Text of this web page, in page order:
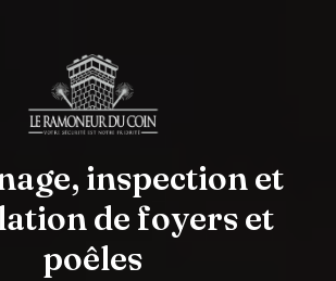
inspection et
de foyers et
poêles